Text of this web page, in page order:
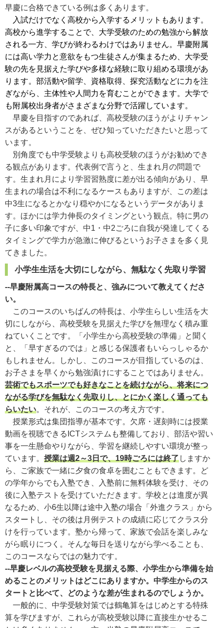
早慶に合格できている例は多くあります。
入試だけでなく高校から入学するメリットもあります。
高校から進学することで、大学受験のための勉強から解放
される一方、学びが終わるわけではありません。早慶附属
には高い学力と意欲をもつ生徒さんが集まるため、大学受
験の先を見据えた学びや多様な経験に取り組める環境があ
ります。部活動や留学、資格取得、探究活動などに力を注
ぎながら、主体性や人間力を育むことができます。大学で
も附属校出身者がさまざまな分野で活躍しています。
早慶を目指すのであれば、高校受験のほうがよりチャン
スがあるということを、ぜひ知っていただきたいと思って
います。
別角度でも中学受験よりも高校受験のほうがお勧めでき
る観点があります。代表例で言うと、生まれ月の問題で
す。生まれ月により学習習熟度に差が出る傾向があり、早
生まれの場合は不利になるケースもありますが、この差は
中3生になるとかなり穏やかになるというデータがありま
す。ほかには学力伸長のタイミングという観点。特に男の
子に多い印象ですが、中1・中2ごろに自我が発達してくる
タイミングで学力が急激に伸びるというお子さまを多く見
てきました。
小学生生活を大切にしながら、無駄なく先取り学習
--早慶附属高コースの特長と、強みについて教えてくださ
い。
このコースのいちばんの特長は、小学生らしい生活を大
切にしながら、高校受験を見据えた学びを無理なく積み重
ねていくことです。「小学生から高校受験の準備」と聞く
と、「早すぎるのでは」と感じる保護者もいらっしゃるか
もしれません。しかし、このコースが目指しているのは、
お子さまを早くから勉強漬けにすることではありません。
芸術でもスポーツでも好きなことを続けながら、将来につ
ながる学びを無駄なく先取りし、とにかく楽しく通っても
らいたい。それが、このコースの考え方です。
授業形式は集団指導が基本です。欠席・遅刻時には授業
動画を視聴できるICTシステムも整備しており、部活や習い
事を一生懸命やりながら、学習を継続しやすい環境が整っ
ています。 授業は週2～3日で、19時ごろには終了しますか
ら、ご家族で一緒に夕食の食卓を囲むこともできます。ど
の学年からでも入塾でき、入塾前に無料体験を受け、その
後に入塾テストを受けていただきます。学校とは進度が異
なるため、小6生以降は途中入塾の場合「外進クラス」から
スタートし、その後は月例テストの成績に応じてクラス分
けを行っています。塾から帰って、家族で会話を楽しみな
がら眠りにつく。そんな毎日を送りながら学べることも、
このコースならではの魅力です。
--早慶レベルの高校受験を見据える際、小学生から準備を始
めることのメリットはどこにありますか。中学生からのス
タートと比べて、どのような差が生まれるのでしょうか。
一般的に、中学受験対策では鶴亀算をはじめとする特殊
算を学びますが、これらが高校受験以降に直接生かせるこ